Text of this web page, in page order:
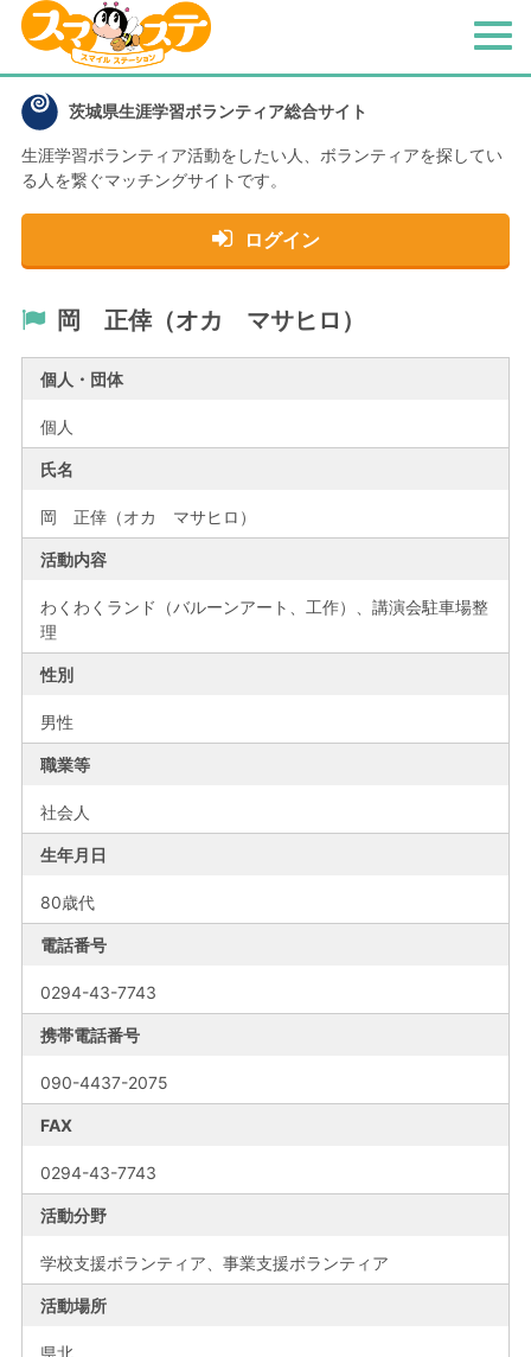
茨城県生涯学習ボランティア総合サイト
生涯学習ボランティア活動をしたい人、 ボランティアを探してい
る人を繋ぐマッチングサイトです。
ログイン
メ
岡 正倖（オカ マサヒロ）
個人・団体
個人
氏名
岡 正倖（オカ マサヒロ）
活動内容
わくわくランド（バルーンアート、工作）、講演会駐車場整
理
性別
男性
職業等
社会人
生年月日
80歳代
電話番号
0294-43-7743
携帯電話番号
090-4437-2075
FAX
0294-43-7743
活動分野
学校支援ボランティア、事業支援ボランティア
活動場所
県北